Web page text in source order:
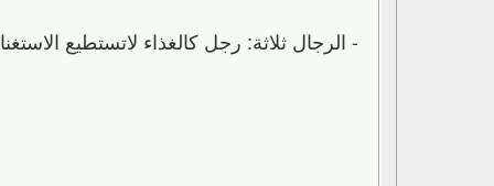
-‏ الرجال ثلاثة: رجل كالغذاء لاتستطيع